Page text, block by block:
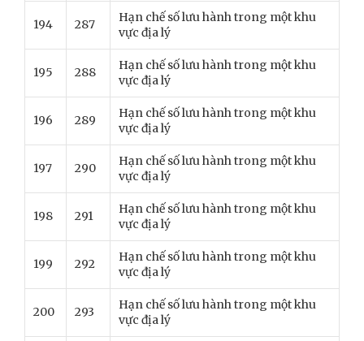
194 287
Hạn chế số lưu hành trong một khu
vực địa lý
195 288
Hạn chế số lưu hành trong một khu
vực địa lý
196 289
Hạn chế số lưu hành trong một khu
vực địa lý
197 290
Hạn chế số lưu hành trong một khu
vực địa lý
198 291
Hạn chế số lưu hành trong một khu
vực địa lý
199 292
Hạn chế số lưu hành trong một khu
vực địa lý
200 293
Hạn chế số lưu hành trong một khu
vực địa lý